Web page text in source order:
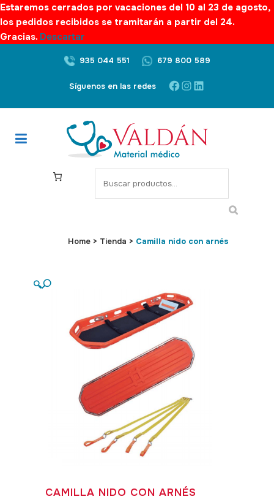
Estaremos cerrados por vacaciones del 10 al 23 de agosto,
los pedidos recibidos se tramitarán a partir del 24.
Gracias. Descartar
935 044 551 679 800 589
Síguenos en las redes Facebook
Instagram
LinkedIn
S
e
Home > Tienda > Camilla nido con arnés
🔍
CAMILLA NIDO CON ARNÉS